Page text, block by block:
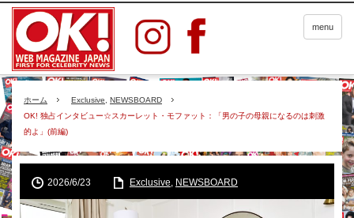
menu
ホーム Exclusive
NEWSBOARD
OK! 独占インタビュー☆スカーレット・モファット：「男の子の母親になるのは刺激
的よ」(前編)
2026/6/23 Exclusive NEWSBOARD